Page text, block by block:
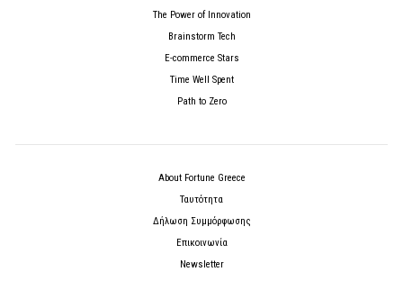
The Power of Innovation
Brainstorm Tech
E-commerce Stars
Time Well Spent
Path to Zero
About Fortune Greece
Ταυτότητα
Δήλωση Συμμόρφωσης
Επικοινωνία
Newsletter